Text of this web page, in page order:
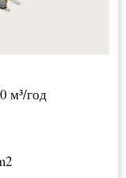
м³/год